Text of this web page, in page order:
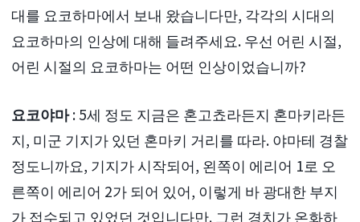
대를 요코하마에서 보내 왔습니다만, 각각의 시대의
요코하마의 인상에 대해 들려주세요. 우선 어린 시절,
어린 시절의 요코하마는 어떤 인상이었습니까?
요코야마: 5세 정도 지금은 혼고쵸라든지 혼마키라든
지, 미군 기지가 있던 혼마키 거리를 따라. 야마테 경찰
정도니까요, 기지가 시작되어, 왼쪽이 에리어 1로 오
른쪽이 에리어 2가 되어 있어, 이렇게 바 광대한 부지
가 접수되고 있었던 것입니다만. 그런 경치가 온화하